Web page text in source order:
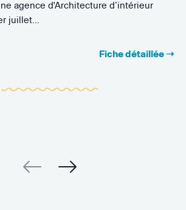
agence d'Architecture d’intérieur
juillet...
Fiche détaillée ➝